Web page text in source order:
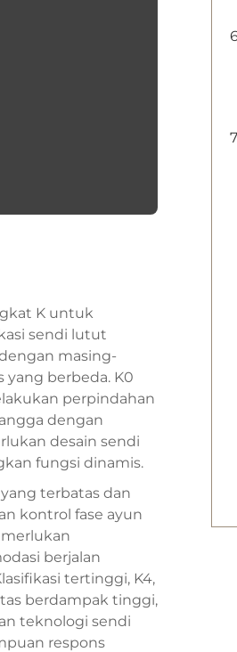
K untuk
sendi lutut
masing-
berbeda. K0
perpindahan
dengan
desain sendi
fungsi dinamis.
terbatas dan
kontrol fase ayun
berjalan
tertinggi, K4,
berdampak tinggi,
teknologi sendi
respons